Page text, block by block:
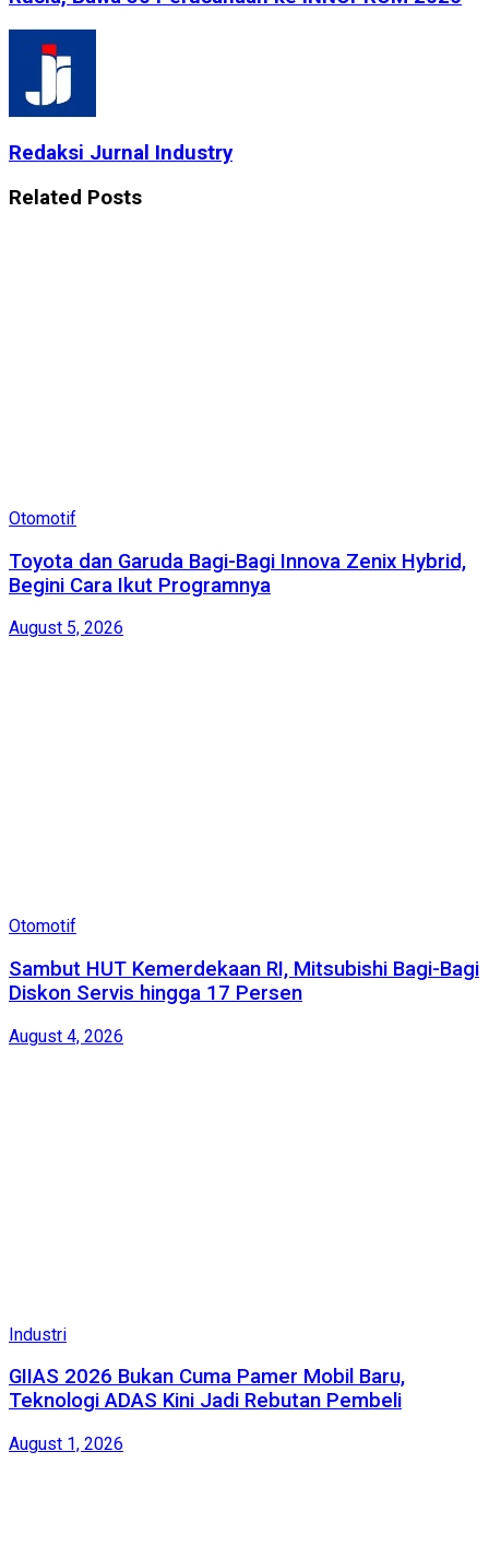
Redaksi Jurnal Industry
Related Posts
Otomotif
Toyota dan Garuda Bagi-Bagi Innova Zenix Hybrid,
Begini Cara Ikut Programnya
August 5, 2026
Otomotif
Sambut HUT Kemerdekaan RI, Mitsubishi Bagi-Bagi
Diskon Servis hingga 17 Persen
August 4, 2026
Industri
GIIAS 2026 Bukan Cuma Pamer Mobil Baru,
Teknologi ADAS Kini Jadi Rebutan Pembeli
August 1, 2026